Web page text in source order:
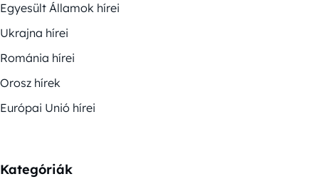
Egyesült Államok hírei
Ukrajna hírei
Románia hírei
Orosz hírek
Európai Unió hírei
Kategóriák